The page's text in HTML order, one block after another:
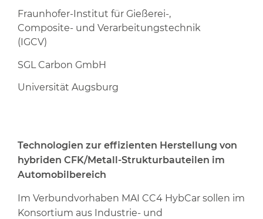
Fraunhofer-Institut für Gießerei-,
Composite- und Verarbeitungstechnik
(IGCV)
SGL Carbon GmbH
Universität Augsburg
Technologien zur effizienten Herstellung von
hybriden CFK/Metall-Strukturbauteilen im
Automobilbereich
Im Verbundvorhaben MAI CC4 HybCar sollen im
Konsortium aus Industrie- und